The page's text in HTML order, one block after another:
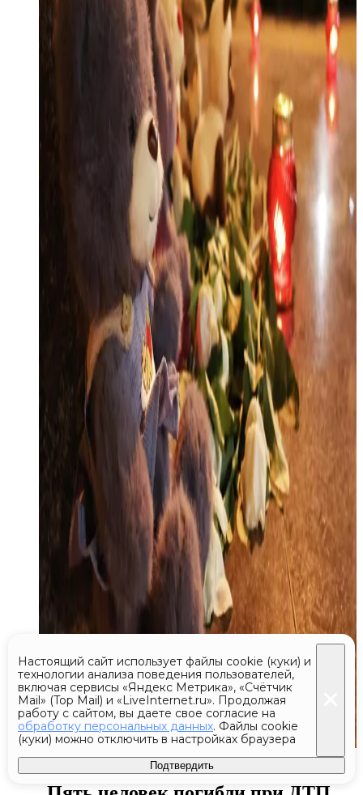
Сегодня 23:01
Настоящий сайт использует файлы cookie (куки) и
технологии анализа поведения пользователей,
включая сервисы «Яндекс Метрика», «Счётчик
Mail» (Top Mail) и «LiveInternet.ru». Продолжая
работу с сайтом, вы даете свое согласие на
обработку персональных данных. Файлы cookie
(куки) можно отключить в настройках браузера
Подтвердить